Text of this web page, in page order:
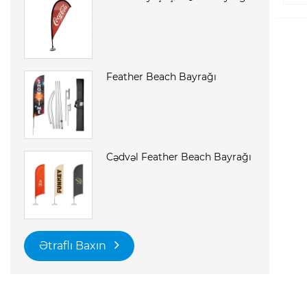
Feather Beach Bayrağı
Cədvəl Feather Beach Bayrağı
Ətraflı Baxın